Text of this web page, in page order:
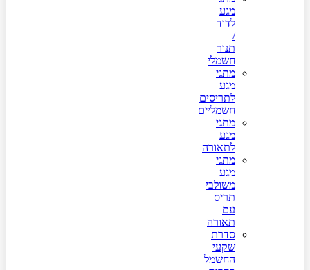
מגע
לדוד
/
תנור
חשמלי
מתגי
מגע
לתריסים
חשמליים
מתגי
מגע
לתאורה
מתגי
מגע
משולבי
תריס
עם
תאורה
סדרת
שקעי
החשמל